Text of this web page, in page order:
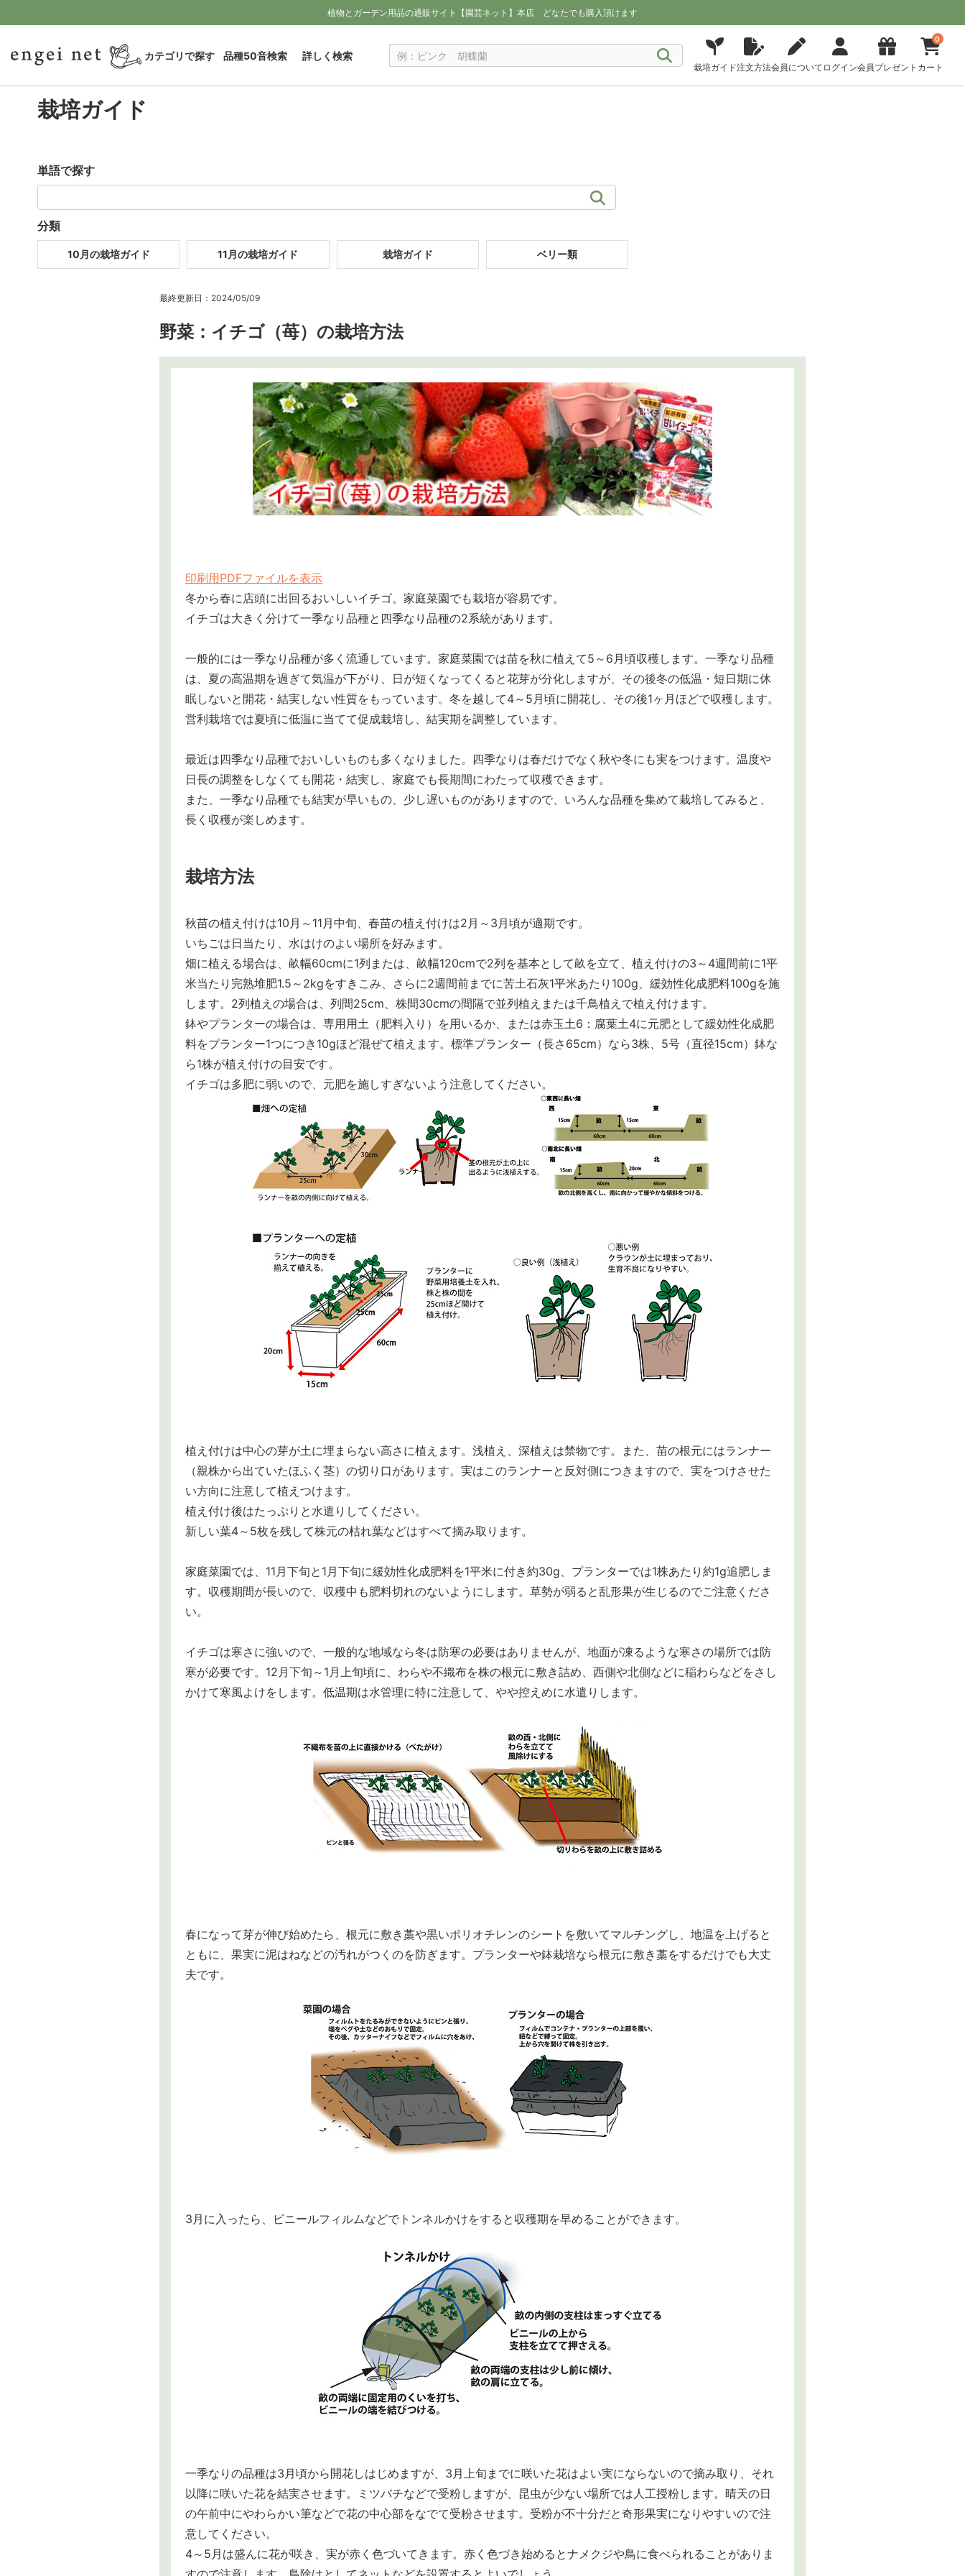
植物とガーデン用品の通販サイト【園芸ネット】本店 どなたでも購入頂けます
カテゴリで探す 品種50音検索 詳しく検索
栽培ガイド注文方法会員について ログイン会員プレゼント
0
カート
栽培ガイド
単語で探す
分類
10月の栽培ガイド 11月の栽培ガイド 栽培ガイド ベリー類
最終更新日：2024/05/09
野菜：イチゴ（苺）の栽培方法
印刷用PDFファイルを表示
冬から春に店頭に出回るおいしいイチゴ。家庭菜園でも栽培が容易です。
イチゴは大きく分けて一季なり品種と四季なり品種の2系統があります。
一般的には一季なり品種が多く流通しています。家庭菜園では苗を秋に植えて5～6月頃収穫します。一季なり品種
は、夏の高温期を過ぎて気温が下がり、日が短くなってくると花芽が分化しますが、その後冬の低温・短日期に休
眠しないと開花・結実しない性質をもっています。冬を越して4～5月頃に開花し、その後1ヶ月ほどで収穫します。
営利栽培では夏頃に低温に当てて促成栽培し、結実期を調整しています。
最近は四季なり品種でおいしいものも多くなりました。四季なりは春だけでなく秋や冬にも実をつけます。温度や
日長の調整をしなくても開花・結実し、家庭でも長期間にわたって収穫できます。
また、一季なり品種でも結実が早いもの、少し遅いものがありますので、いろんな品種を集めて栽培してみると、
長く収穫が楽しめます。
栽培方法
秋苗の植え付けは10月～11月中旬、春苗の植え付けは2月～3月頃が適期です。
いちごは日当たり、水はけのよい場所を好みます。
畑に植える場合は、畝幅60cmに1列または、畝幅120cmで2列を基本として畝を立て、植え付けの3～4週間前に1平
米当たり完熟堆肥1.5～2kgをすきこみ、さらに2週間前までに苦土石灰1平米あたり100g、緩効性化成肥料100gを施
します。2列植えの場合は、列間25cm、株間30cmの間隔で並列植えまたは千鳥植えで植え付けます。
鉢やプランターの場合は、専用用土（肥料入り）を用いるか、または赤玉土6：腐葉土4に元肥として緩効性化成肥
料をプランター1つにつき10gほど混ぜて植えます。標準プランター（長さ65cm）なら3株、5号（直径15cm）鉢な
ら1株が植え付けの目安です。
イチゴは多肥に弱いので、元肥を施しすぎないよう注意してください。
植え付けは中心の芽が土に埋まらない高さに植えます。浅植え、深植えは禁物です。また、苗の根元にはランナー
（親株から出ていたほふく茎）の切り口があります。実はこのランナーと反対側につきますので、実をつけさせた
い方向に注意して植えつけます。
植え付け後はたっぷりと水遣りしてください。
新しい葉4～5枚を残して株元の枯れ葉などはすべて摘み取ります。
家庭菜園では、11月下旬と1月下旬に緩効性化成肥料を1平米に付き約30g、プランターでは1株あたり約1g追肥しま
す。収穫期間が長いので、収穫中も肥料切れのないようにします。草勢が弱ると乱形果が生じるのでご注意くださ
い。
イチゴは寒さに強いので、一般的な地域なら冬は防寒の必要はありませんが、地面が凍るような寒さの場所では防
寒が必要です。12月下旬～1月上旬頃に、わらや不織布を株の根元に敷き詰め、西側や北側などに稲わらなどをさし
かけて寒風よけをします。低温期は水管理に特に注意して、やや控えめに水遣りします。
春になって芽が伸び始めたら、根元に敷き藁や黒いポリオチレンのシートを敷いてマルチングし、地温を上げると
ともに、果実に泥はねなどの汚れがつくのを防ぎます。プランターや鉢栽培なら根元に敷き藁をするだけでも大丈
夫です。
3月に入ったら、ビニールフィルムなどでトンネルかけをすると収穫期を早めることができます。
一季なりの品種は3月頃から開花しはじめますが、3月上旬までに咲いた花はよい実にならないので摘み取り、それ
以降に咲いた花を結実させます。ミツバチなどで受粉しますが、昆虫が少ない場所では人工授粉します。晴天の日
の午前中にやわらかい筆などで花の中心部をなでて受粉させます。受粉が不十分だと奇形果実になりやすいので注
意してください。
4～5月は盛んに花が咲き、実が赤く色づいてきます。赤く色づき始めるとナメクジや鳥に食べられることがありま